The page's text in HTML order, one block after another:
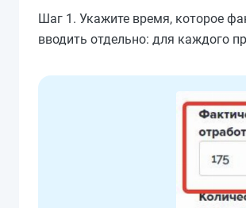
Шаг 1. Укажите время, которое
вводить отдельно: для каждого